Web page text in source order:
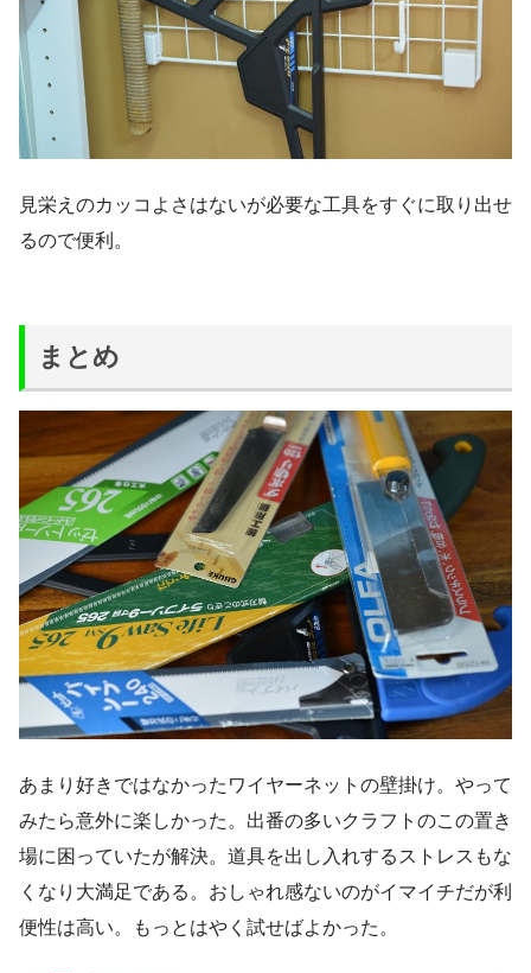
見栄えのカッコよさはないが必要な工具をすぐに取り出せ
るので便利。
まとめ
あまり好きではなかったワイヤーネットの壁掛け。やって
みたら意外に楽しかった。出番の多いクラフトのこの置き
場に困っていたが解決。道具を出し入れするストレスもな
くなり大満足である。おしゃれ感ないのがイマイチだが利
便性は高い。もっとはやく試せばよかった。